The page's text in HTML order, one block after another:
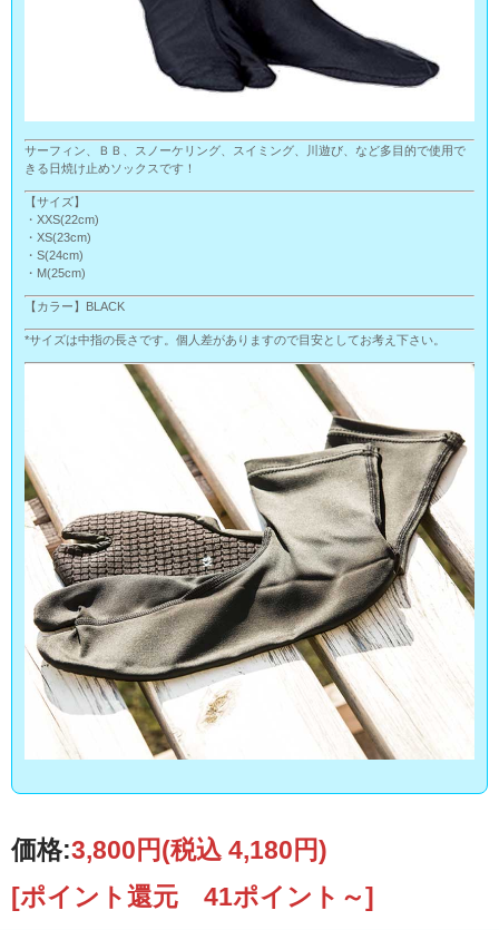
サーフィン、ＢＢ、スノーケリング、スイミング、川遊び、など多目的で使用で
きる日焼け止めソックスです！
【サイズ】
・XXS(22cm)
・XS(23cm)
・S(24cm)
・M(25cm)
【カラー】BLACK
*サイズは中指の長さです。個人差がありますので目安としてお考え下さい。
価格:3,800円(税込 4,180円)
[ポイント還元 41ポイント～]